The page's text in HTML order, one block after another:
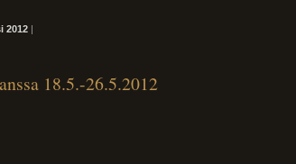
2012 |
18.5.-26.5.2012